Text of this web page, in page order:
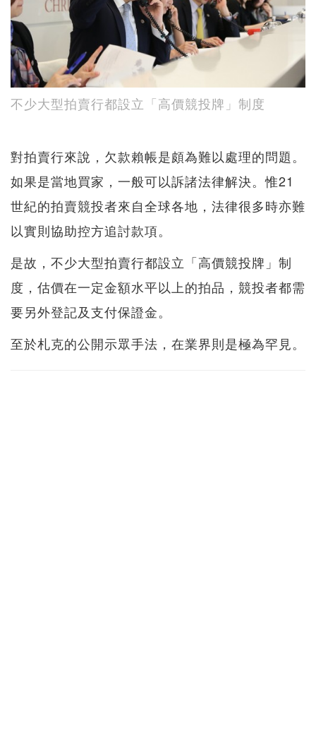
不少大型拍賣行都設立「高價競投牌」制度
對拍賣行來說，欠款賴帳是頗為難以處理的問題。
如果是當地買家，一般可以訴諸法律解決。惟21
世紀的拍賣競投者來自全球各地，法律很多時亦難
以實則協助控方追討款項。
是故，不少大型拍賣行都設立「高價競投牌」制
度，估價在一定金額水平以上的拍品，競投者都需
要另外登記及支付保證金。
至於札克的公開示眾手法，在業界則是極為罕見。